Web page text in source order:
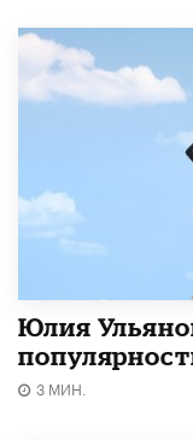
Юлия
3 МИН.